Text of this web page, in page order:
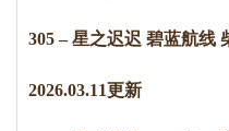
305 – 星之迟迟 碧蓝航线
2026.03.11更新